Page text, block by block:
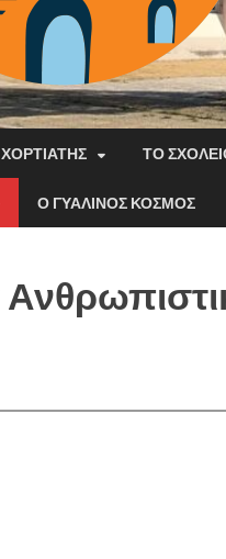
ΧΟΡΤΙΆΤΗΣ ΤΟ
Ο ΓΥΆΛΙΝΟΣ ΚΌΣΜΟΣ